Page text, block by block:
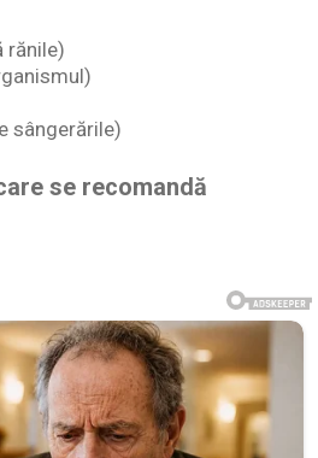
rănile)
sângerările)
se recomandă